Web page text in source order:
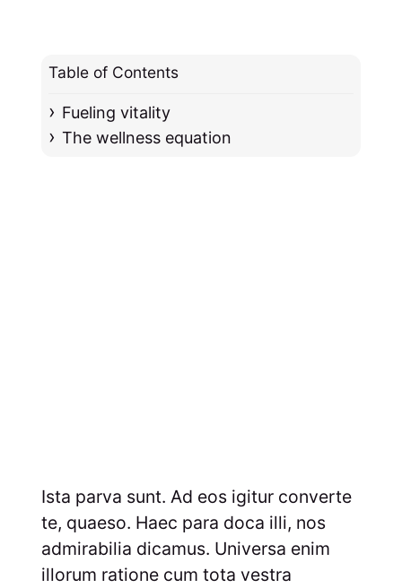
Table of Contents
Fueling vitality
The wellness equation
Ista parva sunt. Ad eos igitur converte
te, quaeso. Haec para doca illi, nos
admirabilia dicamus. Universa enim
illorum ratione cum tota vestra